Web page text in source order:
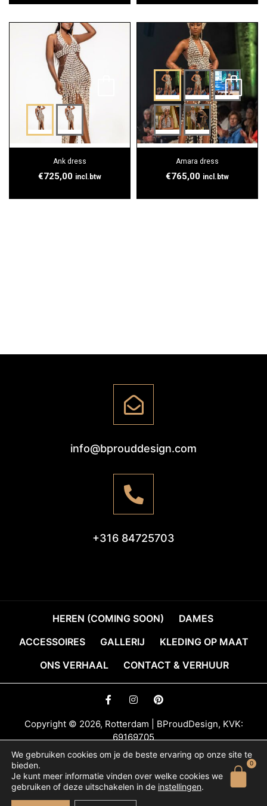
Ank dress
€725,00 incl.btw
Amara dress
€765,00 incl.btw
info@bprouddesign.com
+316 84725703
HEREN (COMING SOON)
DAMES
ACCESSOIRES
GALLERIJ
KLEDING OP MAAT
ONS VERHAAL
CONTACT & VERHUUR
Copyright © 2026, Rotterdam | BProudDesign, KVK:
69169705
Algemene
voorwaarden
Verhuurvoorwaarden
Deze website is gebouwd met passie
We gebruiken cookies om je de beste ervaring op onze site te
bieden.
Je kunt meer informatie vinden over welke cookies we
gebruiken of deze uitschakelen in de instellingen.
0